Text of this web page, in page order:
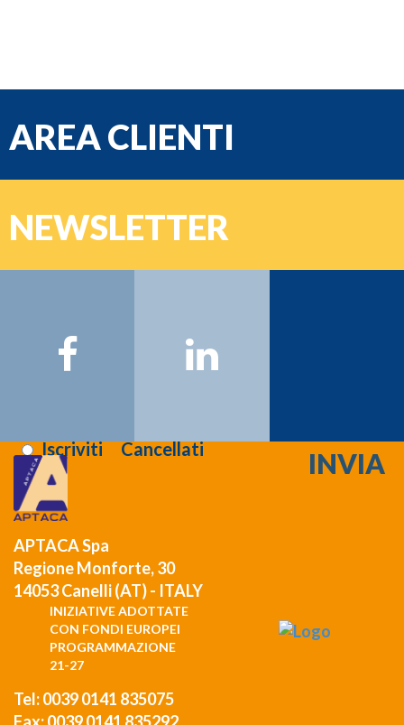
AREA CLIENTI
NEWSLETTER
Email:
IscrivitiCancellati
APTACA Spa
Regione Monforte, 30
14053 Canelli (AT) - ITALY
INIZIATIVE ADOTTATE
CON FONDI EUROPEI
PROGRAMMAZIONE
21-27
Tel: 0039 0141 835075